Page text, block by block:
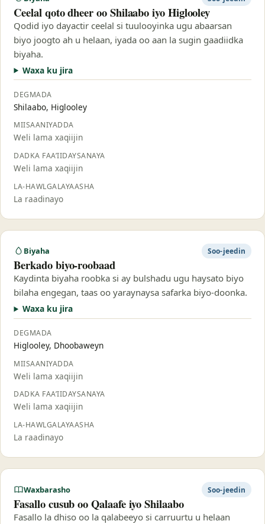
Ceelal qoto dheer oo Shilaabo iyo Higlooley
Qodid iyo dayactir ceelal si tuulooyinka ugu abaarsan
biyo joogto ah u helaan, iyada oo aan la sugin gaadiidka
biyaha.
Waxa ku jira
DEGMADA
Shilaabo, Higlooley
MIISAANIYADDA
Weli lama xaqiijin
DADKA FAA’IIDAYSANAYA
Weli lama xaqiijin
LA-HAWLGALAYAASHA
La raadinayo
Biyaha Soo-jeedin
Berkado biyo-roobaad
Kaydinta biyaha roobka si ay bulshadu ugu haysato biyo
bilaha engegan, taas oo yaraynaysa safarka biyo-doonka.
Waxa ku jira
DEGMADA
Higlooley, Dhoobaweyn
MIISAANIYADDA
Weli lama xaqiijin
DADKA FAA’IIDAYSANAYA
Weli lama xaqiijin
LA-HAWLGALAYAASHA
La raadinayo
Waxbarasho Soo-jeedin
Fasallo cusub oo Qalaafe iyo Shilaabo
Fasallo la dhiso oo la qalabeeyo si carruurtu u helaan